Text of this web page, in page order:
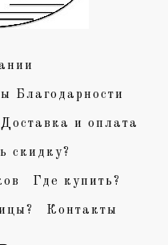
Благодарности
Доставка и оплата
скидку?
Где купить?
Контакты